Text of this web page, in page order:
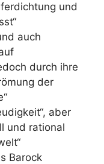
und
auch
durch ihre
der
aber
und rational
Barock